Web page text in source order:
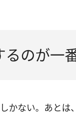
のが一
かない。あと